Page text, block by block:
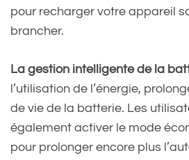
pour recharger votre appareil
brancher.
La gestion intelligente de la
l’utilisation de l’énergie,
de vie de la batterie. Les
également activer le mode
pour prolonger encore plus